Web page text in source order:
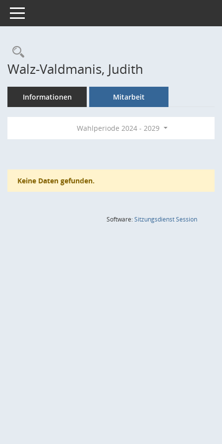
Toggle navigation
Rechercheauswahl
Walz-Valdmanis, Judith
Informationen Mitarbeit
Wahlperiode 2024 - 2029
Keine Daten gefunden.
Software:SitzungsdienstSession(Wird in